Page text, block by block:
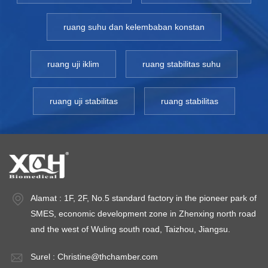
mempunyai implikasi penting untuk memahami sifat
mengembangkan obat baru. Kelembaban: mereproduksi
lingkungan alam Selain suhu, inkubator laboratorium juga
dapat mengontrol kelembapan. Persyaratan kelembaban
organisme yang berbeda berbeda-beda, beberapa
memerlukan kondisi kering. Dengan menyesuaikan
lingkungan pertumbuhan yang dibutuhkan oleh berbagai
eksperimen. Lingkungan steril: sarana penting untuk
mencegah kontaminasi Dalam penelitian laboratorium,
menghindari kontaminasi eksternal sangat penting untuk
memastikan keandalan hasil eksperimen. Inkubator
laboratorium biasanya dilengkapi dengan sistem filtrasi
efisiensi tinggi yang dapat menyaring partikel dan
kultur yang steril. Hal ini membantu mencegah sampel
ruang suhu dan kelembaban konstan
ruang uji iklim ruang stabilitas suhu
ruang uji stabilitas ruang stabilitas
Alamat : 1F, 2F, No.5 standard factory in the pioneer park of
SMES, economic development zone in Zhenxing north road
and the west of Wuling south road, Taizhou, Jiangsu.
Surel : Christine@thchamber.com